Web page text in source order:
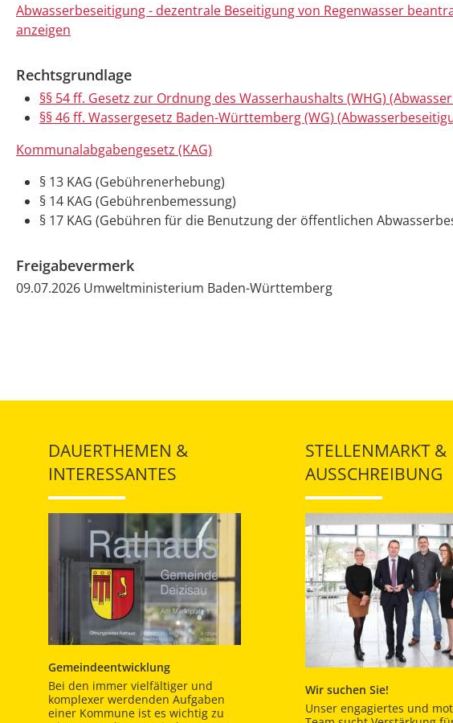
Abwasserbeseitigung - dezentrale Beseitigung von Regenwasser
anzeigen
Rechtsgrundlage
§§ 54 ff. Gesetz zur Ordnung des Wasserhaushalts (WHG)
§§ 46 ff. Wassergesetz Baden-Württemberg (WG)
Kommunalabgabengesetz (KAG)
§ 13 KAG (Gebührenerhebung)
§ 14 KAG (Gebührenbemessung)
§ 17 KAG (Gebühren für die Benutzung der öffentlichen
Freigabevermerk
09.07.2026 Umweltministerium Baden-Württemberg
DAUERTHEMEN &
INTERESSANTES
Gemeindeentwicklung
Bei den immer vielfältiger und
komplexer werdenden Aufgaben
einer Kommune ist es wichtig zu
STELLENMARKT &
AUSSCHREIBUNG
Wir suchen Sie!
Unser engagiertes und